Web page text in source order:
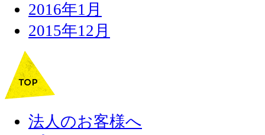
2016年1月
2015年12月
法人のお客様へ